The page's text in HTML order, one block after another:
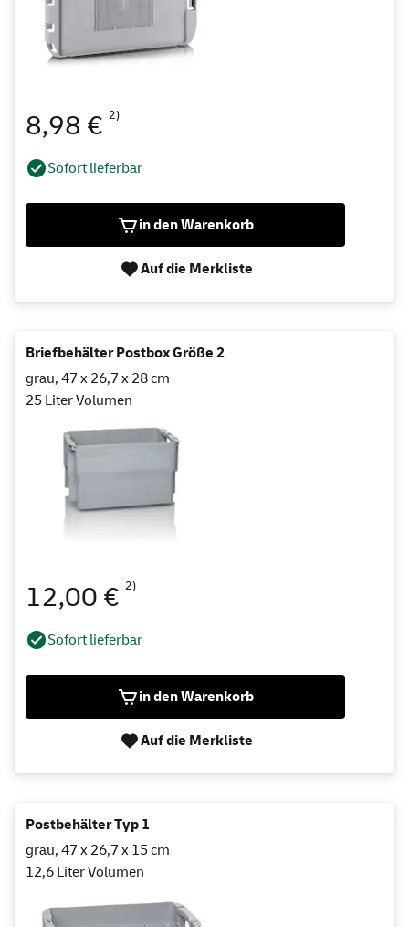
8,98 € 2)
Sofort lieferbar
in den Warenkorb
Auf die Merkliste
Briefbehälter Postbox Größe 2
grau, 47 x 26,7 x 28 cm
25 Liter Volumen
12,00 € 2)
Sofort lieferbar
in den Warenkorb
Auf die Merkliste
Postbehälter Typ 1
grau, 47 x 26,7 x 15 cm
12,6 Liter Volumen